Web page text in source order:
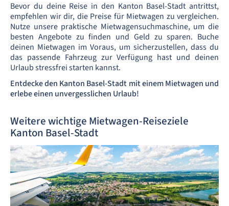
Bevor du deine Reise in den Kanton Basel-Stadt antrittst,
empfehlen wir dir, die Preise für Mietwagen zu vergleichen.
Nutze unsere praktische Mietwagensuchmaschine, um die
besten Angebote zu finden und Geld zu sparen. Buche
deinen Mietwagen im Voraus, um sicherzustellen, dass du
das passende Fahrzeug zur Verfügung hast und deinen
Urlaub stressfrei starten kannst.
Entdecke den Kanton Basel-Stadt mit einem Mietwagen und
erlebe einen unvergesslichen Urlaub!
Weitere wichtige Mietwagen-Reiseziele
Kanton Basel-Stadt